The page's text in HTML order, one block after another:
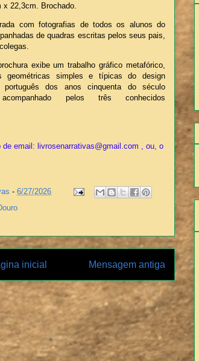
x 22,3cm. Brochado.
com fotografias de todos os alunos do
de quadras escritas pelos seus pais,
exibe um trabalho gráfico metafórico,
geométricas simples e típicas do design
português dos anos cinquenta do século
pelos três conhecidos
email: livrosenarrativas@gmail.com , ou, o
- 6/27/2026
Mensagem antiga
inicial